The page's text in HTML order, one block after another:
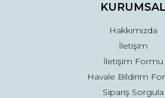
KURUMSAL
Hakkımızda
İletişim
İletişim Formu
Havale Bildirim
Sipariş Sorgula